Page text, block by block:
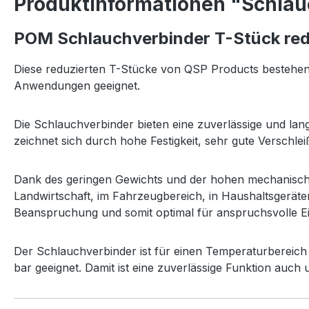
POM Schlauchverbinder T-Stück
Diese reduzierten T-Stücke von QSP Products
Anwendungen geeignet.
Die Schlauchverbinder bieten eine zuverlässige und
zeichnet sich durch hohe Festigkeit, sehr gute
Dank des geringen Gewichts und der hohen
Landwirtschaft, im Fahrzeugbereich, in
Beanspruchung und somit optimal für anspruchsvolle
Der Schlauchverbinder ist für einen
bar geeignet. Damit ist eine zuverlässige Funktion